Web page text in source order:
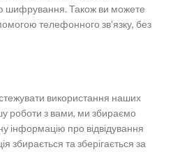
шифрування. Також ви можете
телефонного зв’язку, без
використання наших
роботи з вами, ми збираємо
інформацію про відвідування
збирається та зберігається за